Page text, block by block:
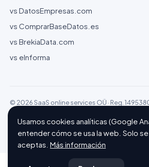
vs DatosEmpresas.com
vs ComprarBaseDatos.es
vs BrekiaData.com
vs eInforma
© 2026 SaaS online services OÜ · Reg.
15551 Tallinn (Estonia)
Configurar cookiesHecho con ❤ en
Usamos cookies analíticas (Google
entender cómo se usa la web. Solo se
aceptas. Más información